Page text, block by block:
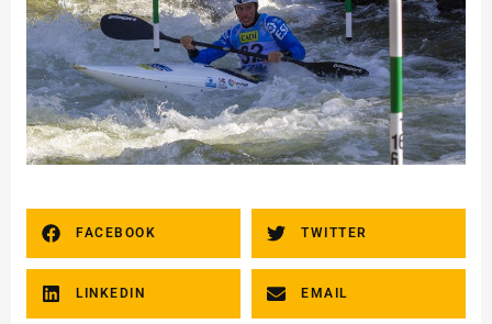
FACEBOOK TWITTER
LINKEDIN EMAIL